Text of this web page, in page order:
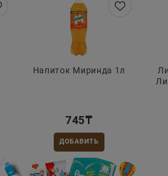
Напиток Миринда 1л
745₸
ДОБАВИТЬ